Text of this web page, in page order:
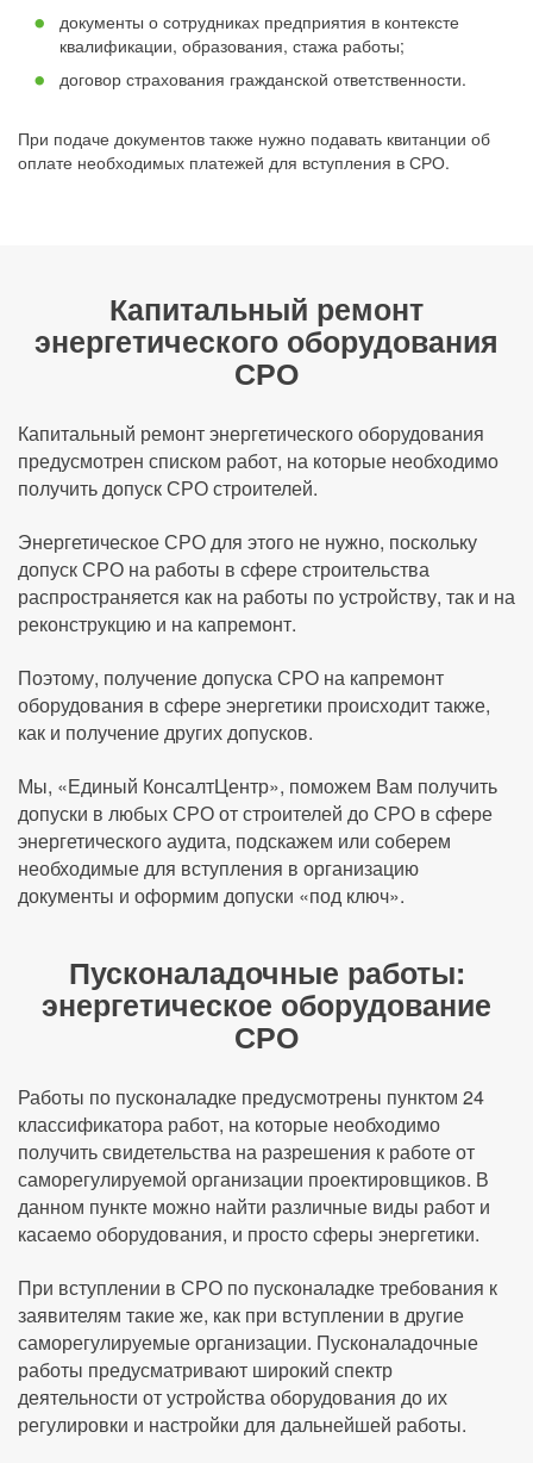
документы о сотрудниках предприятия в контексте
квалификации, образования, стажа работы;
договор страхования гражданской ответственности.
При подаче документов также нужно подавать квитанции об
оплате необходимых платежей для вступления в СРО.
Капитальный ремонт
энергетического оборудования
СРО
Капитальный ремонт энергетического оборудования
предусмотрен списком работ, на которые необходимо
получить допуск СРО строителей.
Энергетическое СРО для этого не нужно, поскольку
допуск СРО на работы в сфере строительства
распространяется как на работы по устройству, так и на
реконструкцию и на капремонт.
Поэтому, получение допуска СРО на капремонт
оборудования в сфере энергетики происходит также,
как и получение других допусков.
Мы, «Единый КонсалтЦентр», поможем Вам получить
допуски в любых СРО от строителей до СРО в сфере
энергетического аудита, подскажем или соберем
необходимые для вступления в организацию
документы и оформим допуски «под ключ».
Пусконаладочные работы:
энергетическое оборудование
СРО
Работы по пусконаладке предусмотрены пунктом 24
классификатора работ, на которые необходимо
получить свидетельства на разрешения к работе от
саморегулируемой организации проектировщиков. В
данном пункте можно найти различные виды работ и
касаемо оборудования, и просто сферы энергетики.
При вступлении в СРО по пусконаладке требования к
заявителям такие же, как при вступлении в другие
саморегулируемые организации. Пусконаладочные
работы предусматривают широкий спектр
деятельности от устройства оборудования до их
регулировки и настройки для дальнейшей работы.